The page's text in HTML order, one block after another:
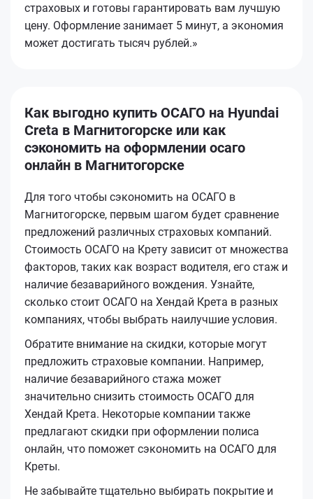
страховых и готовы гарантировать вам лучшую
цену. Оформление занимает 5 минут, а экономия
может достигать тысяч рублей.»
Как выгодно купить ОСАГО на Hyundai
Creta в Магнитогорске или как
сэкономить на оформлении осаго
онлайн в Магнитогорске
Для того чтобы сэкономить на ОСАГО в
Магнитогорске, первым шагом будет сравнение
предложений различных страховых компаний.
Стоимость ОСАГО на Крету зависит от множества
факторов, таких как возраст водителя, его стаж и
наличие безаварийного вождения. Узнайте,
сколько стоит ОСАГО на Хендай Крета в разных
компаниях, чтобы выбрать наилучшие условия.
Обратите внимание на скидки, которые могут
предложить страховые компании. Например,
наличие безаварийного стажа может
значительно снизить стоимость ОСАГО для
Хендай Крета. Некоторые компании также
предлагают скидки при оформлении полиса
онлайн, что поможет сэкономить на ОСАГО для
Креты.
Не забывайте тщательно выбирать покрытие и